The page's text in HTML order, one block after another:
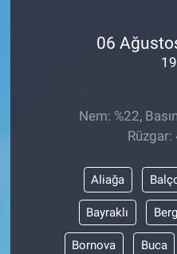
06
Nem: %22,
Aliağa
Bayraklı
Bornova Buca
Teknoloji